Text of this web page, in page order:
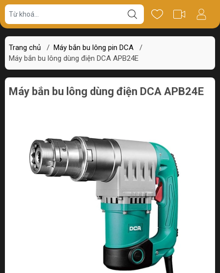
Trang chủ / Máy bắn bu lông pin DCA
/
Máy bắn bu lông dùng điện DCA APB24E
Giá bán Thông số Review
Máy bắn bu lông dùng điện DCA APB24E